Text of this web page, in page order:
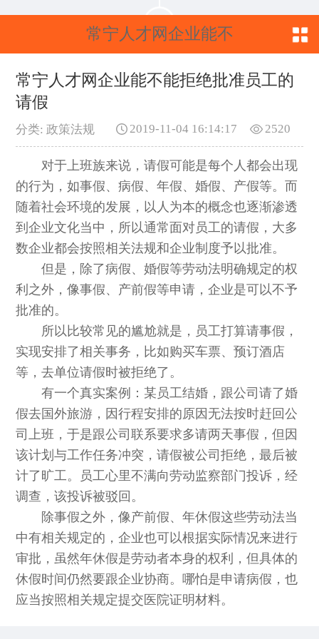
常宁人才网企业能不
能拒绝批准员工的请
常宁人才网企业能不能拒绝批准员工的
请假
分类: 政策法规 2520
2019-11-04 16:14:17
对于上班族来说，请假可能是每个人都会出现
的行为，如事假、病假、年假、婚假、产假等。而
随着社会环境的发展，以人为本的概念也逐渐渗透
到企业文化当中，所以通常面对员工的请假，大多
数企业都会按照相关法规和企业制度予以批准。
但是，除了病假、婚假等劳动法明确规定的权
利之外，像事假、产前假等申请，企业是可以不予
批准的。
所以比较常见的尴尬就是，员工打算请事假，
实现安排了相关事务，比如购买车票、预订酒店
等，去单位请假时被拒绝了。
有一个真实案例：某员工结婚，跟公司请了婚
假去国外旅游，因行程安排的原因无法按时赶回公
司上班，于是跟公司联系要求多请两天事假，但因
该计划与工作任务冲突，请假被公司拒绝，最后被
计了旷工。员工心里不满向劳动监察部门投诉，经
调查，该投诉被驳回。
除事假之外，像产前假、年休假这些劳动法当
中有相关规定的，企业也可以根据实际情况来进行
审批，虽然年休假是劳动者本身的权利，但具体的
休假时间仍然要跟企业协商。哪怕是申请病假，也
应当按照相关规定提交医院证明材料。